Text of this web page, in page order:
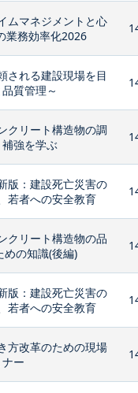
ムマネジメントと心
業務効率化2026
される建設現場を目
質管理～
クリート構造物の調
強を学ぶ
版：建設死亡災害の
若者への安全教育
クリート構造物の品
めの知識(後編)
版：建設死亡災害の
若者への安全教育
方改革のための現場
ー